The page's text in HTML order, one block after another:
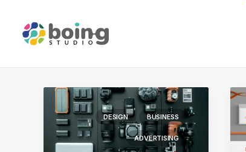
DESIGN BUSINESS
ADVERTISING